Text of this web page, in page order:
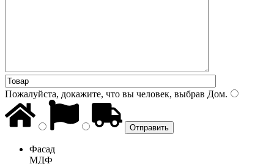
Пожалуйста, докажите, что вы человек, выбрав Дом.
Фасад
МДФ